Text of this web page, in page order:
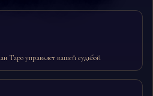
Таро управляет вашей судьбой